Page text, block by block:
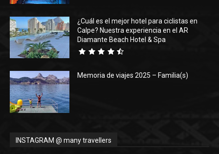
¿Cuál es el mejor hotel para ciclistas en
Calpe? Nuestra experiencia en el AR
Diamante Beach Hotel & Spa
Memoria de viajes 2025 – Familia(s)
INSTAGRAM @ many travellers